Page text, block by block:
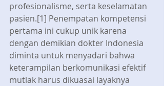
profesionalisme, serta keselamatan
pasien.[1] Penempatan kompetensi
pertama ini cukup unik karena
dengan demikian dokter Indonesia
diminta untuk menyadari bahwa
keterampilan berkomunikasi efektif
mutlak harus dikuasai layaknya